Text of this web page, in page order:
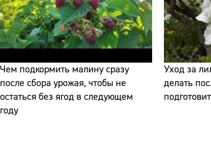
Чем подкормить малину сразу
после сбора урожая, чтобы не
остаться без ягод в следующем
году
Уход за
делать